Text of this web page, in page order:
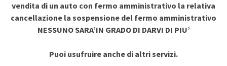
vendita di un auto con fermo amministrativo la relativa
cancellazione la sospensione del fermo amministrativo
NESSUNO SARA’IN GRADO DI DARVI DI PIU’
Puoi usufruire anche di altri servizi.